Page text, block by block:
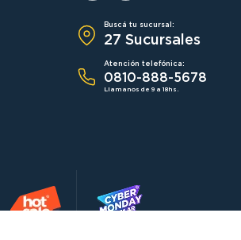
Buscá tu sucursal:
27 Sucursales
Atención telefónica:
0810-888-5678
Llamanos de 9 a 18hs.